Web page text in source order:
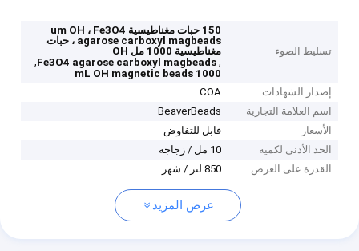
تسليط الضوء
150 حبات مغناطيسية um OH ، Fe3O4
agarose carboxyl magbeads ، حبات
مغناطيسية 1000 مل OH
,
Fe3O4 agarose carboxyl magbeads
,
1000 mL OH magnetic beads
إصدار الشهادات
COA
اسم العلامة التجارية
BeaverBeads
الأسعار
قابل للتفاوض
الحد الأدنى لكمية
10 مل / زجاجة
القدرة على العرض
850 لتر / شهر
عرض المزيد